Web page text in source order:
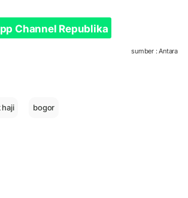
Channel Republika
sumber : Antara
haji bogor